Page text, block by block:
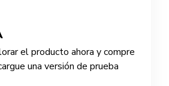
el producto ahora y compre
una versión de prueba